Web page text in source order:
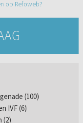
op Refoweb?
(100)
IVF (6)
(2)